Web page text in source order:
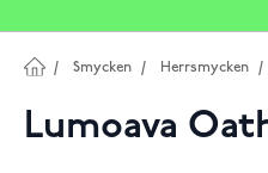
/ Smycken / Herrsmycken /
Lumoava